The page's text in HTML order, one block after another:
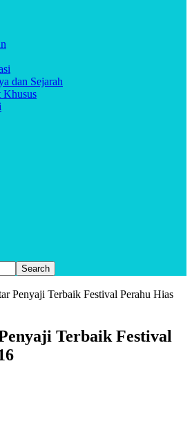
dan Sejarah
Khusus
Penyaji Terbaik Festival Perahu Hias
Terbaik Festival